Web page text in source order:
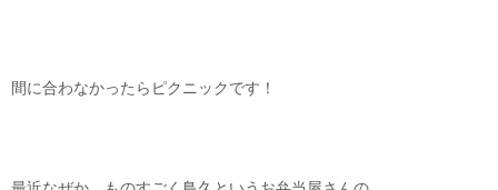
間に合わなかったらピクニックです！